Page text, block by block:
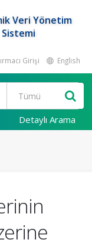
Veri Yönetim
Sistemi
Girişi English
Detaylı Arama